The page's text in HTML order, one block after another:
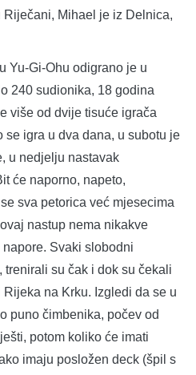
Mihael je iz Delnica,
Yu-Gi-Ohu odigrano je u
240 sudionika, 18 godina
više od dvije tisuće igrača
se igra u dva dana, u subotu je
u nedjelju nastavak
će naporno, napeto,
sva petorica već mjesecima
nastup nema nikakve
Svaki slobodni
trenirali su čak i dok su čekali
na Krku. Izgledi da se u
puno čimbenika, počev od
potom koliko će imati
imaju posložen deck (špil s